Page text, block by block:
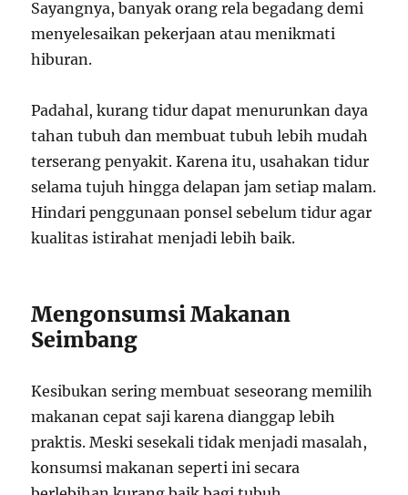
Sayangnya, banyak orang rela begadang demi
menyelesaikan pekerjaan atau menikmati
hiburan.
Padahal, kurang tidur dapat menurunkan daya
tahan tubuh dan membuat tubuh lebih mudah
terserang penyakit. Karena itu, usahakan tidur
selama tujuh hingga delapan jam setiap malam.
Hindari penggunaan ponsel sebelum tidur agar
kualitas istirahat menjadi lebih baik.
Mengonsumsi Makanan
Seimbang
Kesibukan sering membuat seseorang memilih
makanan cepat saji karena dianggap lebih
praktis. Meski sesekali tidak menjadi masalah,
konsumsi makanan seperti ini secara